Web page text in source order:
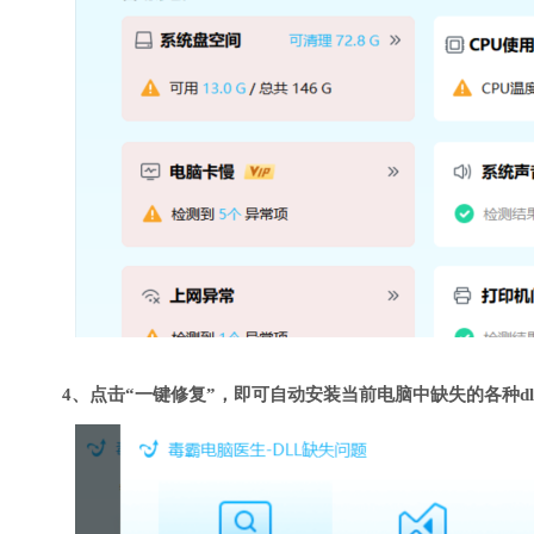
4、点击“一键修复”，即可自动安装当前电脑中缺失的各种